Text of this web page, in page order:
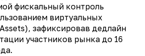
фискальный контроль
виртуальных
), зафиксировав дедлайн
участников рынка до 16